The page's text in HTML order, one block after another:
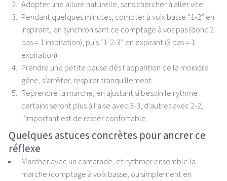
Adopter une allure naturelle, sans chercher à aller vite.
Pendant quelques minutes, compter à voix basse “1-2” en
inspirant, en synchronisant ce comptage à vos pas (donc 2
pas = 1 inspiration), puis “1-2-3” en expirant (3 pas = 1
expiration).
Prendre une petite pause dès l’apparition de la moindre
gêne, s’arrêter, respirer tranquillement.
Reprendre la marche, en ajustant si besoin le rythme :
certains seront plus à l’aise avec 3-3, d’autres avec 2-2,
l’important est de rester confortable.
Quelques astuces concrètes pour ancrer ce
réflexe
Marcher avec un camarade, et rythmer ensemble la
marche (comptage à voix basse, ou simplement en